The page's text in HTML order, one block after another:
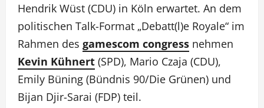
Hendrik Wüst (CDU) in Köln erwartet. An dem
politischen Talk-Format „Debatt(l)e Royale“ im
Rahmen des gamescom congress nehmen
Kevin Kühnert (SPD), Mario Czaja (CDU),
Emily Büning (Bündnis 90/Die Grünen) und
Bijan Djir-Sarai (FDP) teil.